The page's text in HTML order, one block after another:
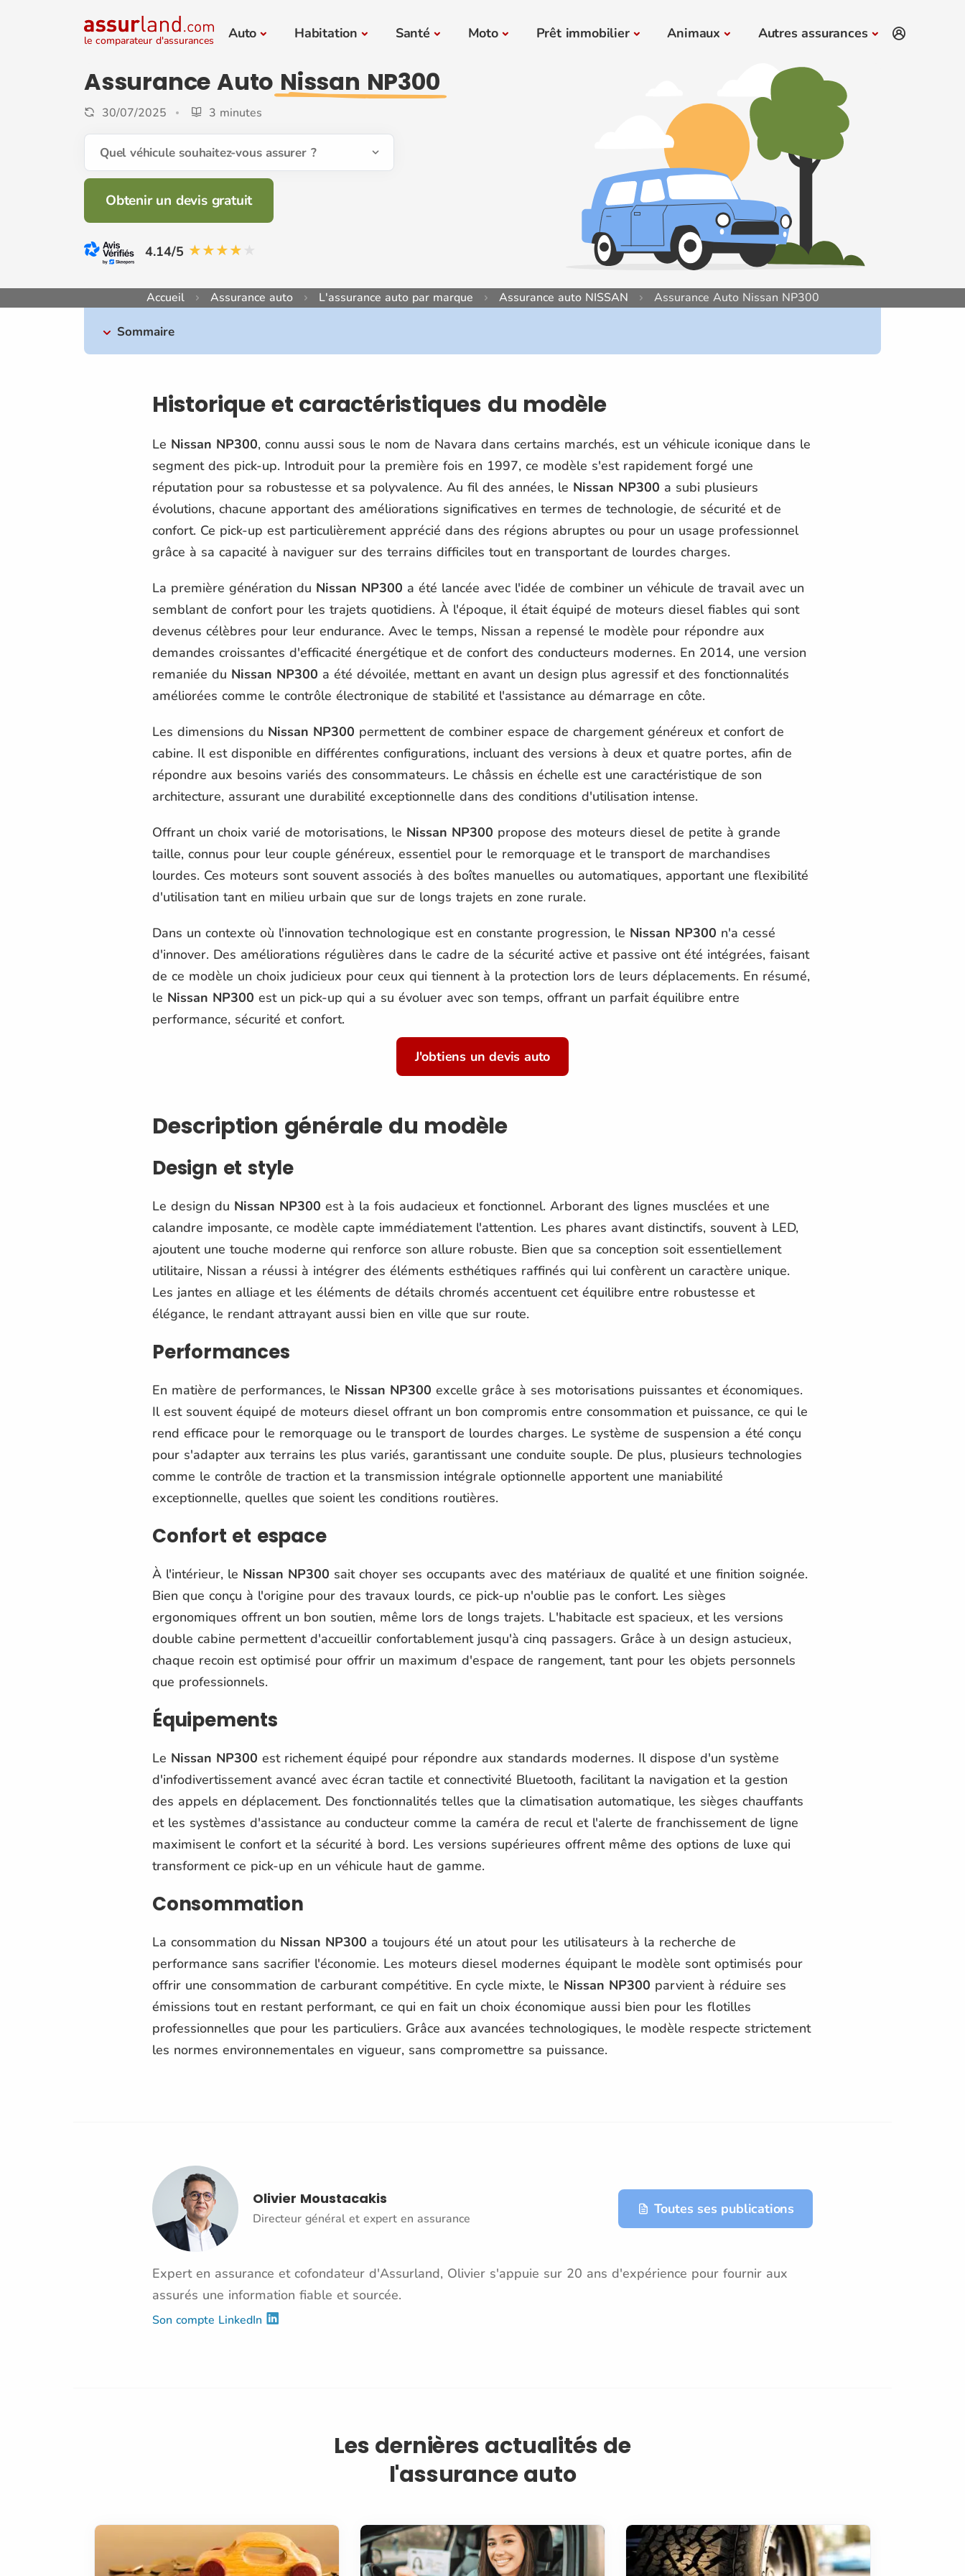
le comparateur d'assurances Auto Habitation Santé Moto Prêt immobilier Animaux Autres assurances
Assurance Auto Nissan NP300
30/07/2025 3 minutes
Quel véhicule souhaitez-vous assurer ?
Obtenir un devis gratuit
4.14/5
Accueil Assurance auto L'assurance auto par marque Assurance auto NISSAN Assurance Auto Nissan NP300
Sommaire
Historique et caractéristiques du modèle
Le Nissan NP300, connu aussi sous le nom de Navara dans certains marchés, est un véhicule iconique dans le
segment des pick-up. Introduit pour la première fois en 1997, ce modèle s'est rapidement forgé une
réputation pour sa robustesse et sa polyvalence. Au fil des années, le Nissan NP300 a subi plusieurs
évolutions, chacune apportant des améliorations significatives en termes de technologie, de sécurité et de
confort. Ce pick-up est particulièrement apprécié dans des régions abruptes ou pour un usage professionnel
grâce à sa capacité à naviguer sur des terrains difficiles tout en transportant de lourdes charges.
La première génération du Nissan NP300 a été lancée avec l'idée de combiner un véhicule de travail avec un
semblant de confort pour les trajets quotidiens. À l'époque, il était équipé de moteurs diesel fiables qui sont
devenus célèbres pour leur endurance. Avec le temps, Nissan a repensé le modèle pour répondre aux
demandes croissantes d'efficacité énergétique et de confort des conducteurs modernes. En 2014, une version
remaniée du Nissan NP300 a été dévoilée, mettant en avant un design plus agressif et des fonctionnalités
améliorées comme le contrôle électronique de stabilité et l'assistance au démarrage en côte.
Les dimensions du Nissan NP300 permettent de combiner espace de chargement généreux et confort de
cabine. Il est disponible en différentes configurations, incluant des versions à deux et quatre portes, afin de
répondre aux besoins variés des consommateurs. Le châssis en échelle est une caractéristique de son
architecture, assurant une durabilité exceptionnelle dans des conditions d'utilisation intense.
Offrant un choix varié de motorisations, le Nissan NP300 propose des moteurs diesel de petite à grande
taille, connus pour leur couple généreux, essentiel pour le remorquage et le transport de marchandises
lourdes. Ces moteurs sont souvent associés à des boîtes manuelles ou automatiques, apportant une flexibilité
d'utilisation tant en milieu urbain que sur de longs trajets en zone rurale.
Dans un contexte où l'innovation technologique est en constante progression, le Nissan NP300 n'a cessé
d'innover. Des améliorations régulières dans le cadre de la sécurité active et passive ont été intégrées, faisant
de ce modèle un choix judicieux pour ceux qui tiennent à la protection lors de leurs déplacements. En résumé,
le Nissan NP300 est un pick-up qui a su évoluer avec son temps, offrant un parfait équilibre entre
performance, sécurité et confort.
J'obtiens un devis auto
Description générale du modèle
Design et style
Le design du Nissan NP300 est à la fois audacieux et fonctionnel. Arborant des lignes musclées et une
calandre imposante, ce modèle capte immédiatement l'attention. Les phares avant distinctifs, souvent à LED,
ajoutent une touche moderne qui renforce son allure robuste. Bien que sa conception soit essentiellement
utilitaire, Nissan a réussi à intégrer des éléments esthétiques raffinés qui lui confèrent un caractère unique.
Les jantes en alliage et les éléments de détails chromés accentuent cet équilibre entre robustesse et
élégance, le rendant attrayant aussi bien en ville que sur route.
Performances
En matière de performances, le Nissan NP300 excelle grâce à ses motorisations puissantes et économiques.
Il est souvent équipé de moteurs diesel offrant un bon compromis entre consommation et puissance, ce qui le
rend efficace pour le remorquage ou le transport de lourdes charges. Le système de suspension a été conçu
pour s'adapter aux terrains les plus variés, garantissant une conduite souple. De plus, plusieurs technologies
comme le contrôle de traction et la transmission intégrale optionnelle apportent une maniabilité
exceptionnelle, quelles que soient les conditions routières.
Confort et espace
À l'intérieur, le Nissan NP300 sait choyer ses occupants avec des matériaux de qualité et une finition soignée.
Bien que conçu à l'origine pour des travaux lourds, ce pick-up n'oublie pas le confort. Les sièges
ergonomiques offrent un bon soutien, même lors de longs trajets. L'habitacle est spacieux, et les versions
double cabine permettent d'accueillir confortablement jusqu'à cinq passagers. Grâce à un design astucieux,
chaque recoin est optimisé pour offrir un maximum d'espace de rangement, tant pour les objets personnels
que professionnels.
Équipements
Le Nissan NP300 est richement équipé pour répondre aux standards modernes. Il dispose d'un système
d'infodivertissement avancé avec écran tactile et connectivité Bluetooth, facilitant la navigation et la gestion
des appels en déplacement. Des fonctionnalités telles que la climatisation automatique, les sièges chauffants
et les systèmes d'assistance au conducteur comme la caméra de recul et l'alerte de franchissement de ligne
maximisent le confort et la sécurité à bord. Les versions supérieures offrent même des options de luxe qui
transforment ce pick-up en un véhicule haut de gamme.
Consommation
La consommation du Nissan NP300 a toujours été un atout pour les utilisateurs à la recherche de
performance sans sacrifier l'économie. Les moteurs diesel modernes équipant le modèle sont optimisés pour
offrir une consommation de carburant compétitive. En cycle mixte, le Nissan NP300 parvient à réduire ses
émissions tout en restant performant, ce qui en fait un choix économique aussi bien pour les flotilles
professionnelles que pour les particuliers. Grâce aux avancées technologiques, le modèle respecte strictement
les normes environnementales en vigueur, sans compromettre sa puissance.
Olivier Moustacakis
Directeur général et expert en assurance
Toutes ses publications
Expert en assurance et cofondateur d'Assurland, Olivier s'appuie sur 20 ans d'expérience pour fournir aux
assurés une information fiable et sourcée.
Son compte LinkedIn
Les dernières actualités de
l'assurance auto